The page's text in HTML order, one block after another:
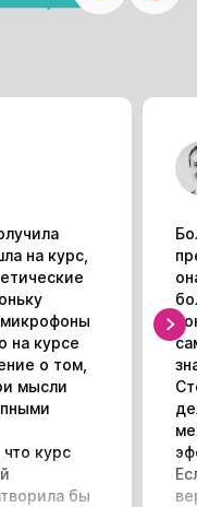
на курс,
на курсе
о том,
мысли
курс
бы